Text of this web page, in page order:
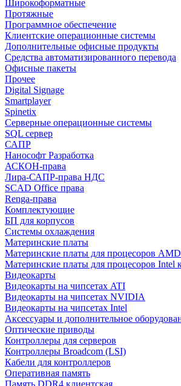
Широкоформатные
Протяжные
Программное обеспечение
Клиентские операционные системы
Дополнительные офисные продукты
Средства автоматизированного перевода
Офисные пакеты
Прочее
Digital Signage
Smartplayer
Spinetix
Серверные операционные системы
SQL сервер
САПР
Нанософт Разработка
АСКОН-права
Лира-САПР-права НДС
SCAD Office права
Renga-права
Комплектующие
БП для корпусов
Системы охлаждения
Материнские платы
Материнские платы для процесоров
Материнские платы для процесоров Intel
Видеокарты
Видеокарты на чипсетах ATI
Видеокарты на чипсетах NVIDIA
Видеокарты на чипсетах Intel
Аксессуары и дополнительное
Оптические приводы
Контроллеры для серверов
Контроллеры Broadcom (LSI)
Кабели для контроллеров
Оперативная память
Память DDR4 клиентская